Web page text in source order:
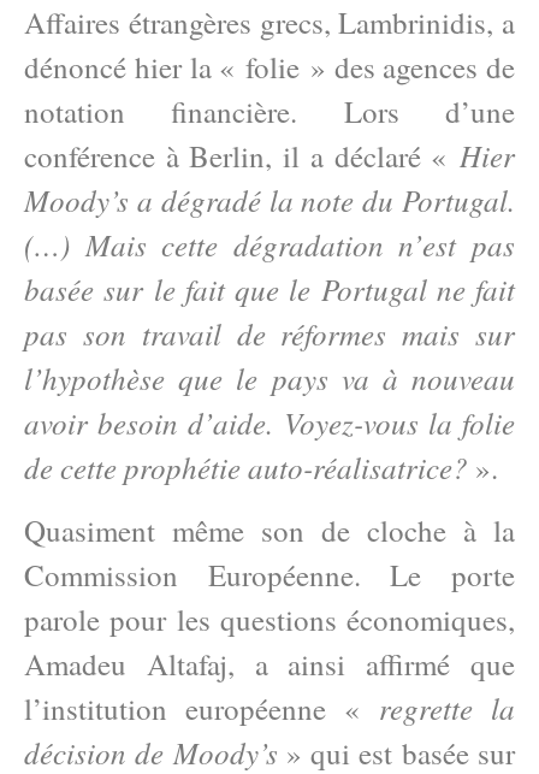
Affaires étrangères grecs, Lambrinidis, a
dénoncé hier la « folie » des agences de
notation financière. Lors d’une
conférence à Berlin, il a déclaré « Hier
Moody’s a dégradé la note du Portugal.
(…) Mais cette dégradation n’est pas
basée sur le fait que le Portugal ne fait
pas son travail de réformes mais sur
l’hypothèse que le pays va à nouveau
avoir besoin d’aide. Voyez-vous la folie
de cette prophétie auto-réalisatrice? ».
Quasiment même son de cloche à la
Commission Européenne. Le porte
parole pour les questions économiques,
Amadeu Altafaj, a ainsi affirmé que
l’institution européenne « regrette la
décision de Moody’s » qui est basée sur